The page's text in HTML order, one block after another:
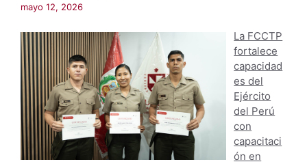
mayo 12, 2026
La FCCTP
fortalece
capacidad
es del
Ejército
del Perú
con
capacitaci
ón en